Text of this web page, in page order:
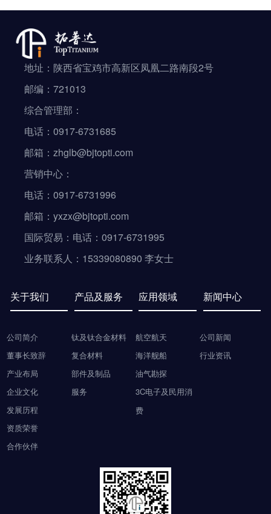
地址：陕西省宝鸡市高新区凤凰二路南段2号
邮编：721013
综合管理部：
电话：0917-6731685
邮箱：zhglb@bjtopti.com
营销中心：
电话：0917-6731996
邮箱：yxzx@bjtopti.com
国际贸易：电话：0917-6731995
业务联系人：15339080890 李女士
关于我们
公司简介
董事长致辞
产业布局
企业文化
发展历程
资质荣誉
合作伙伴
产品及服务
钛及钛合金材料
复合材料
部件及制品
服务
应用领域
航空航天
海洋舰船
油气勘探
3C电子及民用消
费
新闻中心
公司新闻
行业资讯